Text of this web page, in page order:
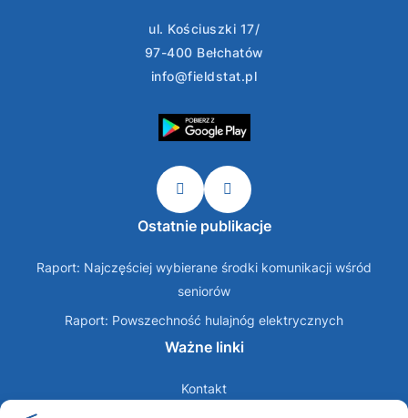
ul. Kościuszki 17/
97-400 Bełchatów
info@fieldstat.pl
Ostatnie publikacje
Raport: Najczęściej wybierane środki komunikacji wśród
seniorów
Raport: Powszechność hulajnóg elektrycznych
Ważne linki
Kontakt